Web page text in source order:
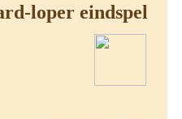
loper eindspel